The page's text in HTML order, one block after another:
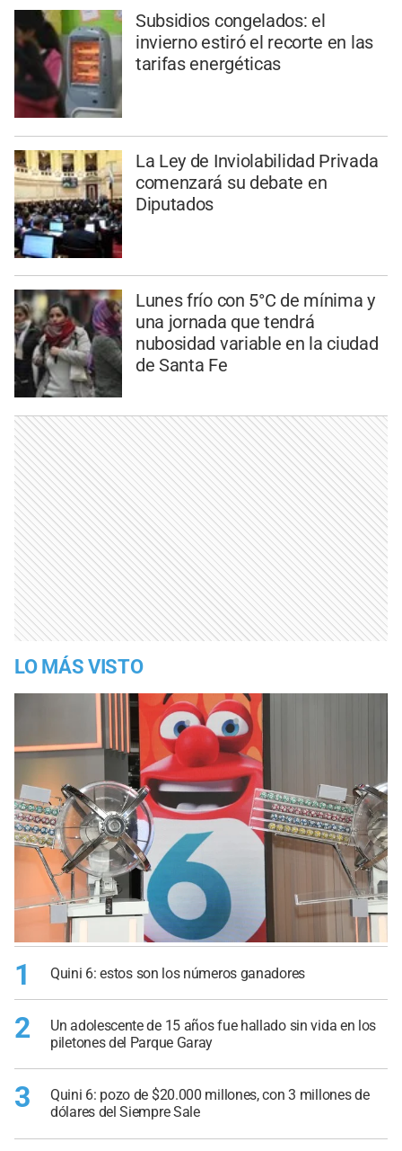
Subsidios congelados: el
invierno estiró el recorte en las
tarifas energéticas
La Ley de Inviolabilidad Privada
comenzará su debate en
Diputados
Lunes frío con 5°C de mínima y
una jornada que tendrá
nubosidad variable en la ciudad
de Santa Fe
LO MÁS VISTO
1 Quini 6: estos son los números ganadores
2
Un adolescente de 15 años fue hallado sin vida en los
piletones del Parque Garay
3
Quini 6: pozo de $20.000 millones, con 3 millones de
dólares del Siempre Sale